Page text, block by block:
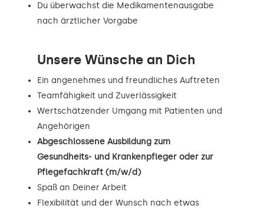
Du überwachst die Medikamentenausgabe
nach ärztlicher Vorgabe
Unsere Wünsche an Dich
Ein angenehmes und freundliches Auftreten
Teamfähigkeit und Zuverlässigkeit
Wertschätzender Umgang mit Patienten und
Angehörigen
Abgeschlossene Ausbildung zum
Gesundheits- und Krankenpfleger oder zur
Pflegefachkraft (m/w/d)
Spaß an Deiner Arbeit
Flexibilität und der Wunsch nach etwas